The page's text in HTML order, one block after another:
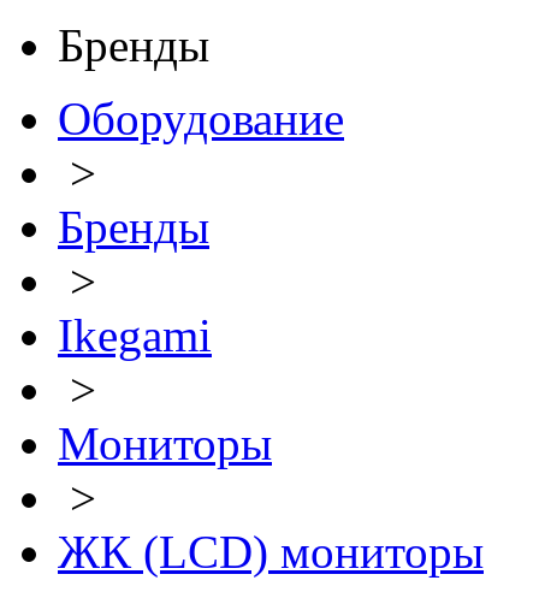
Бренды
Оборудование
>
Бренды
>
Ikegami
>
Мониторы
>
ЖК (LCD) мониторы